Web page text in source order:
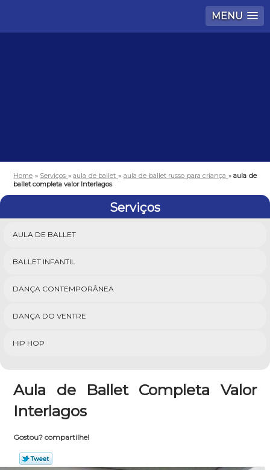
MENU
Home » Serviços »aula de ballet » aula de ballet russo para criança »aula de
ballet completa valor Interlagos
Serviços
AULA DE BALLET
BALLET INFANTIL
DANÇA CONTEMPORÂNEA
DANÇA DO VENTRE
HIP HOP
Aula de Ballet Completa Valor
Interlagos
Gostou? compartilhe!